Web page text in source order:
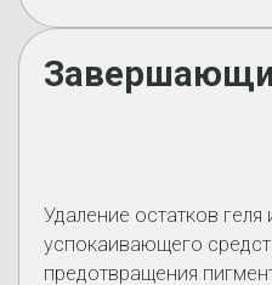
Удаление остатков геля
успокаивающего
предотвращения